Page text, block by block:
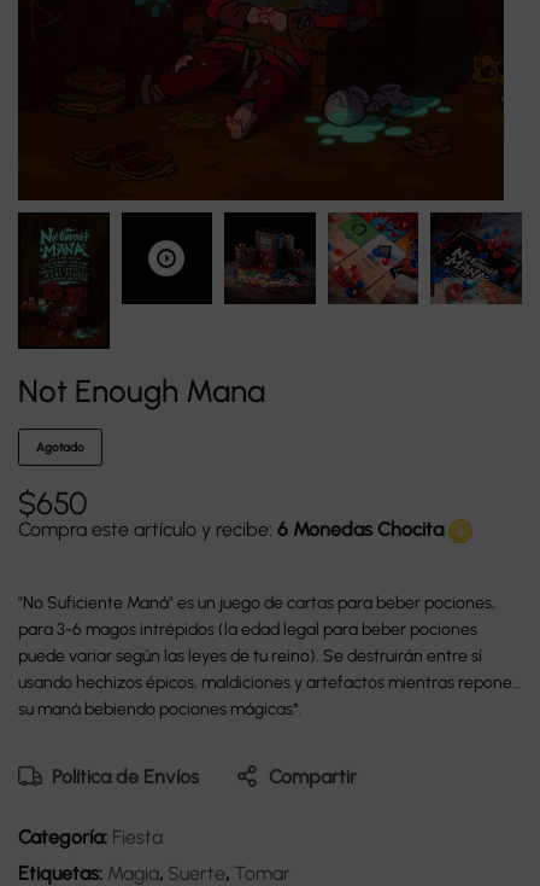
Not Enough Mana
Agotado
$650
Compra este artículo y recibe: 6 Monedas Chocita
"No Suficiente Maná" es un juego de cartas para beber pociones,
para 3-6 magos intrépidos (la edad legal para beber pociones
puede variar según las leyes de tu reino). Se destruirán entre sí
usando hechizos épicos, maldiciones y artefactos mientras reponen
su maná bebiendo pociones mágicas*.
Política de Envíos Compartir
Categoría: Fiesta
Etiquetas: Magia, Suerte, Tomar